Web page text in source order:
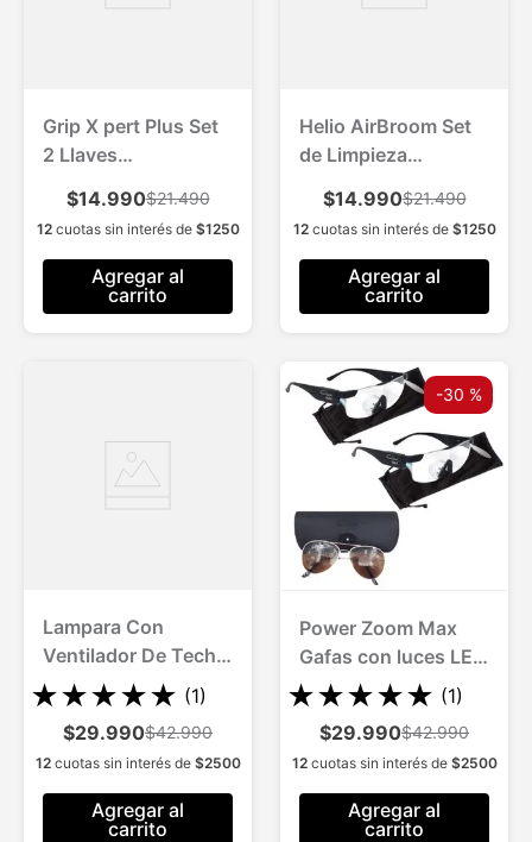
Grip X pert Plus Set
2 Llaves
Universales
$14.990$21.490
12cuotas sin interés de $1250
Agregar al
carrito
Helio AirBroom Set
de Limpieza
$14.990$21.490
12cuotas sin interés de $1250
Agregar al
carrito
Lampara Con
Ventilador De Techo
Socket Fan Light
★★★★★ (1)
$29.990$42.990
12cuotas sin interés de $2500
Agregar al
carrito
-30 %
Power Zoom Max
Gafas con luces LED
integradas
★★★★★ (1)
$29.990$42.990
12cuotas sin interés de $2500
Agregar al
carrito